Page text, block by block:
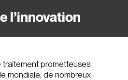
l’innovation
prometteuses
mondiale, de nombreux